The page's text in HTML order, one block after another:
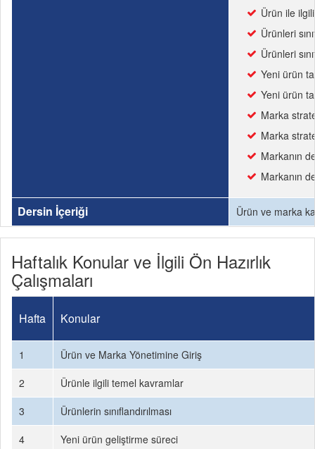
Ürün ile
Ürünleri
Ürünleri
Yeni ürün
Yeni ürün
Marka
Marka
Markanın
Markanın
Dersin İçeriği Ürün ve marka
Haftalık Konular ve İlgili Ön Hazırlık
Çalışmaları
Hafta Konular
1
Ürün ve Marka Yönetimine Giriş
2
Ürünle ilgili temel kavramlar
3
Ürünlerin sınıflandırılması
4
Yeni ürün geliştirme süreci